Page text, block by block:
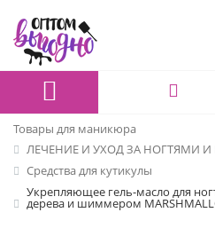
Товары для маникюра
ЛЕЧЕНИЕ И УХОД ЗА НОГТЯМИ
Средства для кутикулы
Укрепляющее гель-масло для ногтей со смолой мастикового
дерева и шиммером